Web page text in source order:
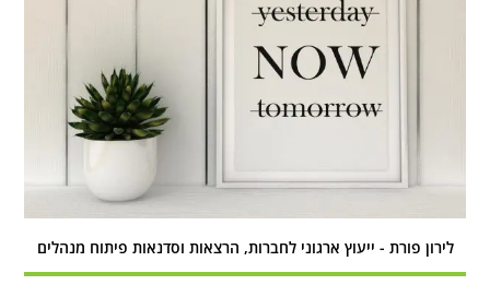
לירון פורת - ייעוץ ארגוני לחברות, הרצאות וסדנאות פיתוח מנהלים